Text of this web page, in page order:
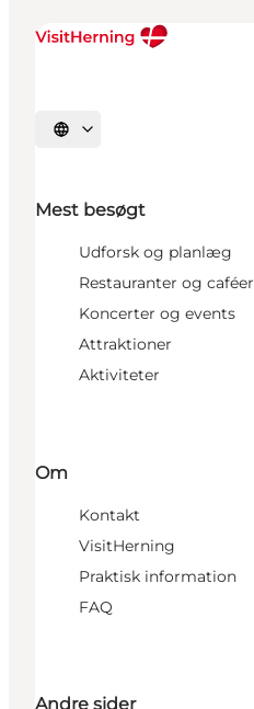
Vælg sprog
Mest besøgt
Udforsk og planlæg
Restauranter og caféer
Koncerter og events
Attraktioner
Aktiviteter
Om
Kontakt
VisitHerning
Praktisk information
FAQ
Andre sider